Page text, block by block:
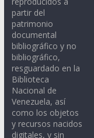
partir del
patrimonio
documental
bibliográfico y no
bibliográfico,
resguardado en la
Biblioteca
Nacional de
Venezuela, así
como los objetos
y recursos nacidos
digitales, y sin